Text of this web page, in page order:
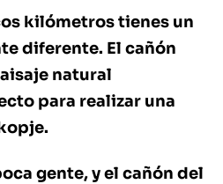
kilómetros tienes un
diferente. El cañón
natural
para realizar una
gente, y el cañón del